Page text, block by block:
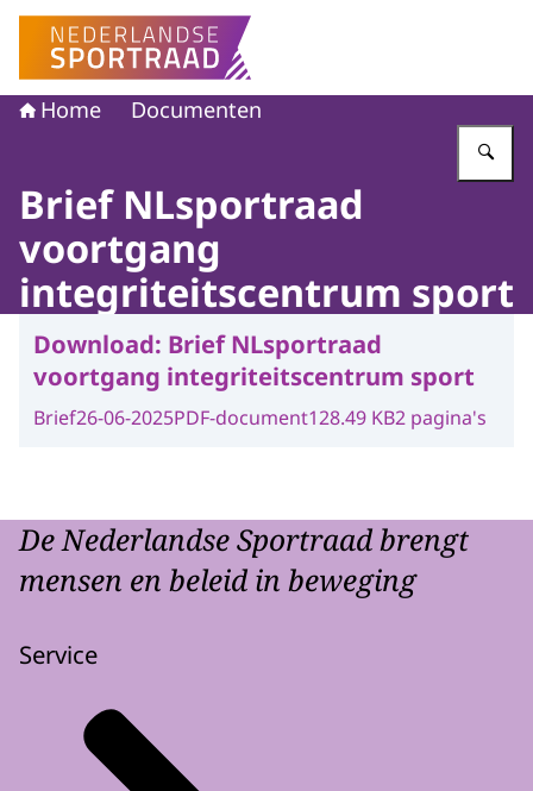
Naar de homepage van Nederlandse Sportraad
Home Documenten
Brief NLsportraad
voortgang
integriteitscentrum sport
Download: Brief NLsportraad
voortgang integriteitscentrum sport
Brief26-06-2025PDF-document128.49 KB2 pagina's
De Nederlandse Sportraad brengt
mensen en beleid in beweging
Service